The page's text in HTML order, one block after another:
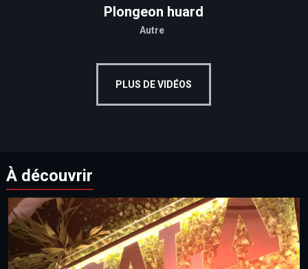
Plongeon huard
Autre
PLUS DE VIDÉOS
À découvrir